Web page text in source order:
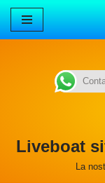
Vai
Liveboat
La